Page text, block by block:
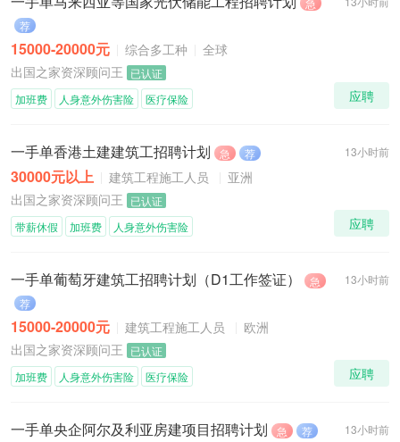
荐
15000-20000元 综合多工种
全球
出国之家资深顾问王 已认证
应聘
加班费 人身意外伤害险 医疗保险
13小时前
一手单香港土建建筑工招聘计划 急 荐
30000元以上 建筑工程施工人员
亚洲
出国之家资深顾问王 已认证
应聘
带薪休假 加班费 人身意外伤害险
13小时前
一手单葡萄牙建筑工招聘计划（D1工作签证）
急
荐
15000-20000元 建筑工程施工人员
欧洲
出国之家资深顾问王 已认证
应聘
加班费 人身意外伤害险 医疗保险
13小时前
一手单央企阿尔及利亚房建项目招聘计划 急 荐